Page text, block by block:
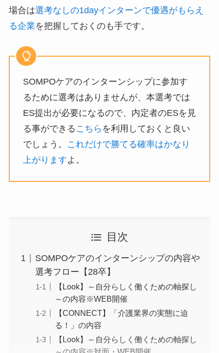
場合は選考なしの1dayインターンで優遇がもらえ
る企業を把握しておくのも手です。
SOMPOケアのインターンシップに参加す
るために選考はありませんが、本選考では
ES提出が必要になるので、内定者のESを見
る事ができる こちら を利用しておくと良い
でしょう。
これだけで勝てる確率はかなり
上がりますよ。
目次
SOMPOケアのインターンシップの内容や
選考フロー【28卒】
【Look】～自分らしく働くための軸探し
～の内容※WEB開催
【CONNECT】「介護業界の実態に迫
る！」の内容
【Look】～自分らしく働くための軸探し